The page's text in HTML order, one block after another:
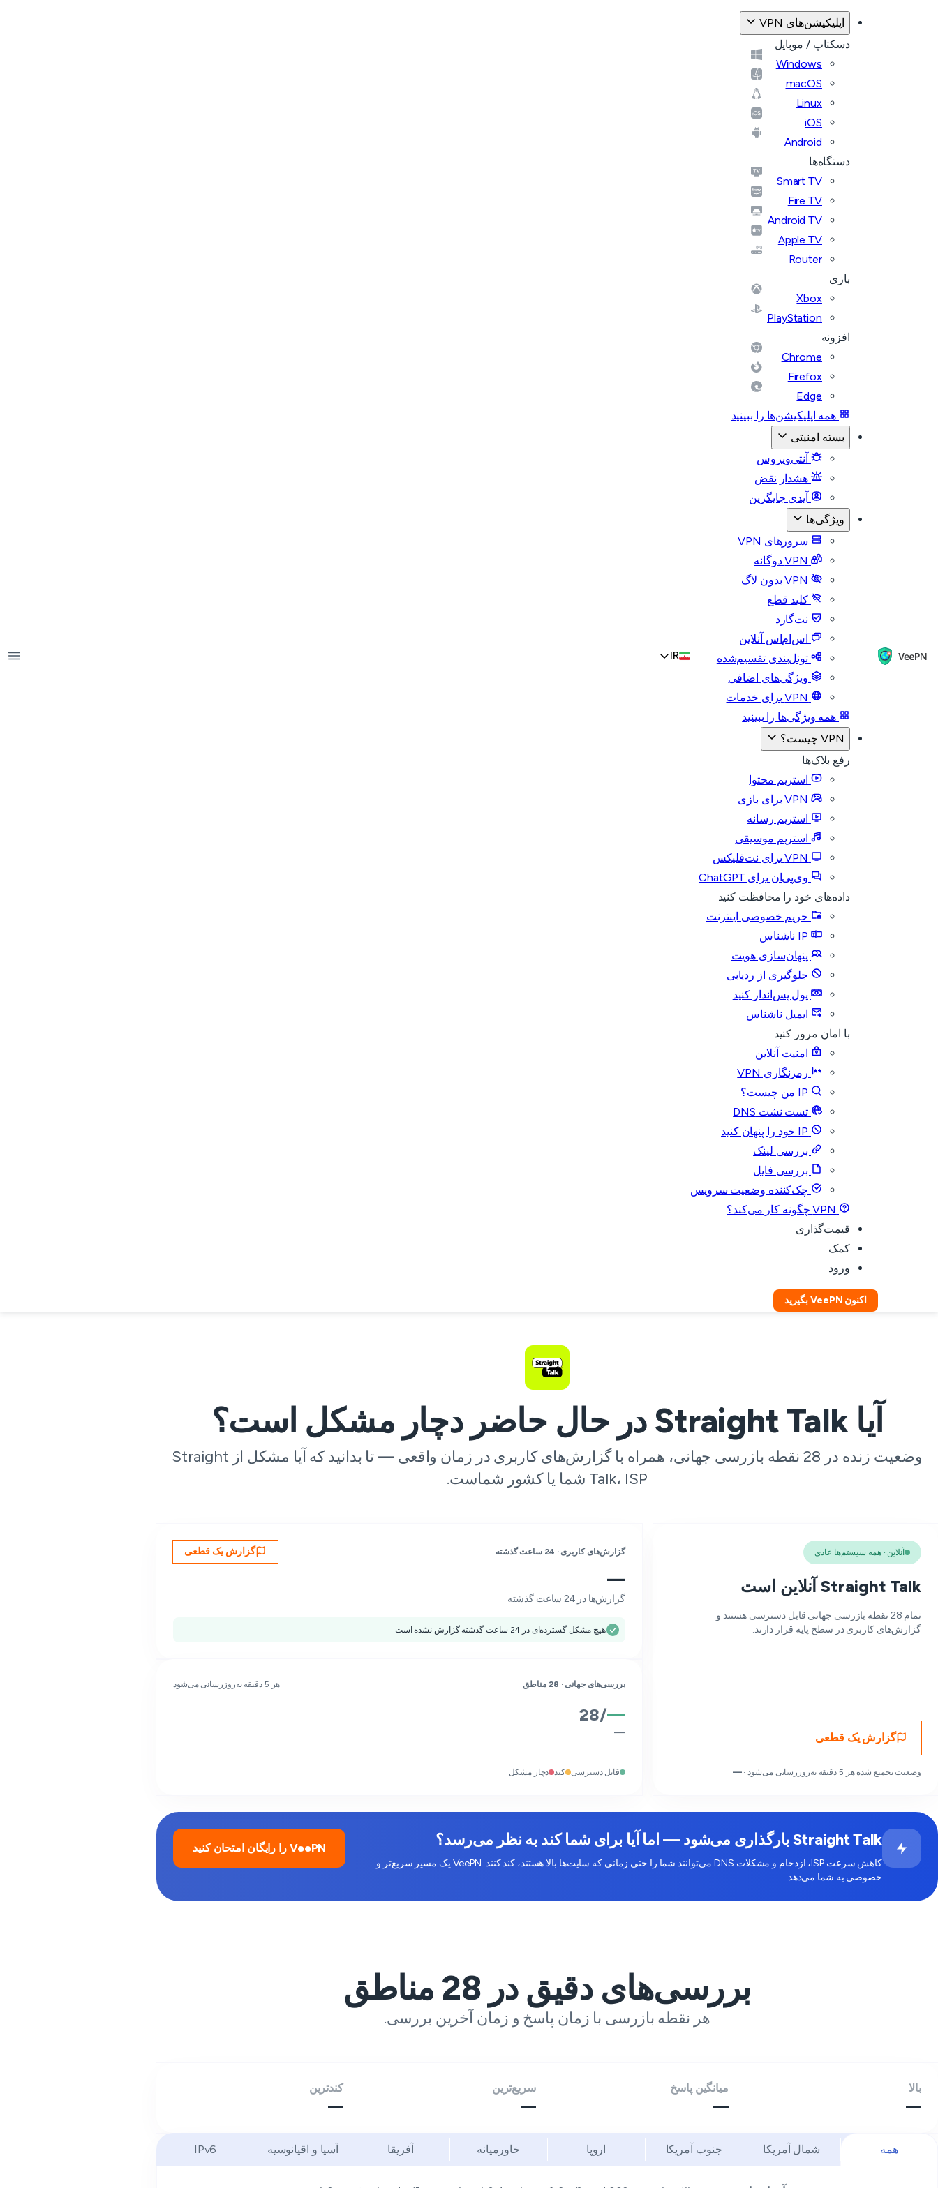
اپلیکیشن‌های VPN
دسکتاپ / موبایل
Windows
macOS
Linux
iOS
Android
دستگاه‌ها
Smart TV
Fire TV
Android TV
Apple TV
Router
بازی
Xbox
PlayStation
افزونه
Chrome
Firefox
Edge
همه اپلیکیشن‌ها را ببینید
بسته امنیتی
آنتی‌ویروس
هشدار نقض
آیدی جایگزین
ویژگی‌ها
سرورهای VPN
کلید قطع
نت‌گارد
اس‌ام‌اس آنلاین
تونل‌بندی تقسیم‌شده
ویژگی‌های اضافی
همه ویژگی‌ها را ببینید
VPN چیست؟
رفع بلاک‌ها
استریم محتوا
استریم رسانه
استریم موسیقی
وی‌پی‌ان برای ChatGPT
داده‌های خود را محافظت کنید
حریم خصوصی اینترنت
پنهان‌سازی هویت
جلوگیری از ردیابی
پول پس‌انداز کنید
ایمیل ناشناس
با امان مرور کنید
امنیت آنلاین
رمزنگاری VPN
تست نشت DNS
بررسی لینک
بررسی فایل
چک‌کننده وضعیت سرویس
قیمت‌گذاری
کمک
ورود
اکنون VeePN بگیرید
IR
آیا Straight Talk در حال حاضر دچار مشکل است؟
وضعیت زنده در 28 نقطه بازرسی جهانی، همراه با گزارش‌های کاربری در زمان واقعی — تا بدانید که آیا مشکل از Straight
Talk، ISP شما یا کشور شماست.
آنلاین · همه سیستم‌ها عادی
Straight Talk آنلاین است
تمام 28 نقطه بازرسی جهانی قابل دسترسی هستند و
گزارش‌های کاربری در سطح پایه قرار دارند.
گزارش یک قطعی
وضعیت تجمیع شده هر 5 دقیقه به‌روزرسانی می‌شود · —
گزارش‌های کاربری · 24 ساعت گذشته گزارش یک قطعی
—
گزارش‌ها در 24 ساعت گذشته
هیچ مشکل گسترده‌ای در 24 ساعت گذشته گزارش نشده است
بررسی‌های جهانی · 28 مناطق هر 5 دقیقه به‌روزرسانی می‌شود
—
/
28
—
قابل دسترسی کند دچار مشکل
Straight Talk بارگذاری می‌شود — اما آیا برای شما کند به نظر می‌رسد؟
کاهش سرعت ISP، ازدحام و مشکلات DNS می‌توانند شما را حتی زمانی که سایت‌ها بالا هستند، کند کنند. VeePN یک مسیر سریع‌تر و
خصوصی به شما می‌دهد.
VeePN را رایگان امتحان کنید
بررسی‌های دقیق در 28مناطق
هر نقطه بازرسی با زمان پاسخ و زمان آخرین بررسی.
بالا
—
میانگین پاسخ
—
سریع‌ترین
—
کندترین
—
همه شمال آمریکا جنوب آمریکا اروپا خاورمیانه آفریقا آسیا و اقیانوسیه IPv6